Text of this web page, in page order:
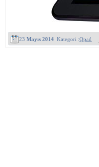
23 Mayıs 2014 Kategori :Qpad